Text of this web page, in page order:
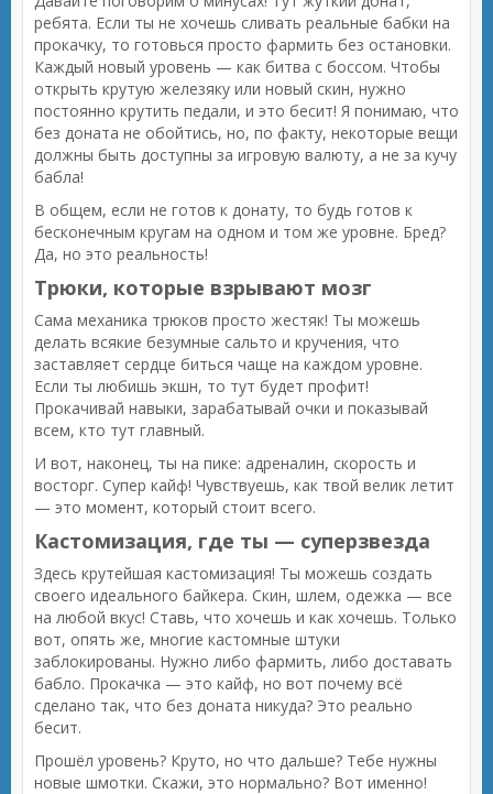
ребята. Если ты не хочешь сливать реальные бабки на
прокачку, то готовься просто фармить без остановки.
Каждый новый уровень — как битва с боссом. Чтобы
открыть крутую железяку или новый скин, нужно
постоянно крутить педали, и это бесит! Я понимаю, что
без доната не обойтись, но, по факту, некоторые вещи
должны быть доступны за игровую валюту, а не за кучу
бабла!
В общем, если не готов к донату, то будь готов к
бесконечным кругам на одном и том же уровне. Бред?
Да, но это реальность!
Трюки, которые взрывают мозг
Сама механика трюков просто жестяк! Ты можешь
делать всякие безумные сальто и кручения, что
заставляет сердце биться чаще на каждом уровне.
Если ты любишь экшн, то тут будет профит!
Прокачивай навыки, зарабатывай очки и показывай
всем, кто тут главный.
И вот, наконец, ты на пике: адреналин, скорость и
восторг. Супер кайф! Чувствуешь, как твой велик летит
— это момент, который стоит всего.
Кастомизация, где ты — суперзвезда
Здесь крутейшая кастомизация! Ты можешь создать
своего идеального байкера. Скин, шлем, одежка — все
на любой вкус! Ставь, что хочешь и как хочешь. Только
вот, опять же, многие кастомные штуки
заблокированы. Нужно либо фармить, либо доставать
бабло. Прокачка — это кайф, но вот почему всё
сделано так, что без доната никуда? Это реально
бесит.
Прошёл уровень? Круто, но что дальше? Тебе нужны
новые шмотки. Скажи, это нормально? Вот именно!